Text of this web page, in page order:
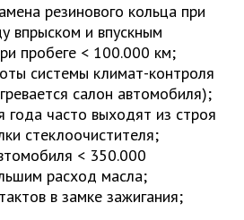
резинового кольца при
впрыском и впускным
пробеге < 100.000 км;
системы климат-контроля
салон автомобиля);
года часто выходят из строя
стеклоочистителя;
< 350.000
расход масла;
в замке зажигания;